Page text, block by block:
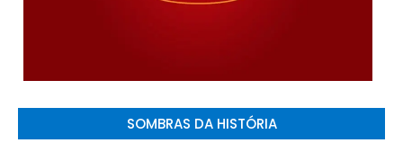
SOMBRAS DA HISTÓRIA